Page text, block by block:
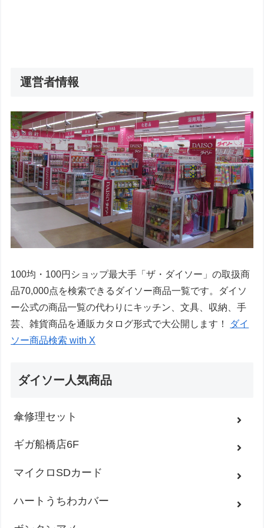
運営者情報
100均・100円ショップ最大手「ザ・ダイソー」の取扱商
品70,000点を検索できるダイソー商品一覧です。ダイソ
ー公式の商品一覧の代わりにキッチン、文具、収納、手
芸、雑貨商品を通販カタログ形式で大公開します！
ダイ
ソー商品検索 with X
ダイソー人気商品
傘修理セット
ギガ船橋店6F
マイクロSDカード
ハートうちわカバー